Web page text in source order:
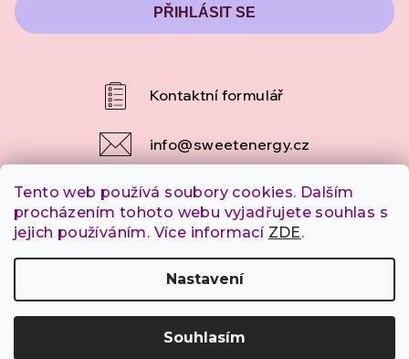
Tento web používá soubory cookies. Dalším
procházením tohoto webu vyjadřujete souhlas s
jejich používáním. Více informací ZDE.
Nastavení
Souhlasím
PŘIHLÁSIT SE
info@sweetenergy.cz
+420 607 253 790
SweetEnergy.cz
vyhrazena.
Vytvořil Shoptet